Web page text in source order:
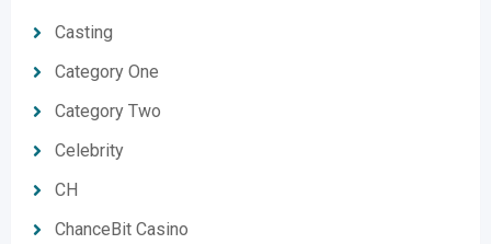
Casting
Category One
Category Two
Celebrity
CH
ChanceBit Casino